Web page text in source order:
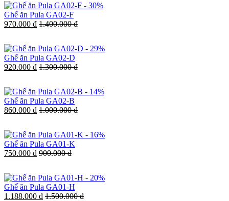
- 30%
Ghế ăn Pula GA02-F
970.000 đ 1.400.000 đ
- 29%
Ghế ăn Pula GA02-D
920.000 đ 1.300.000 đ
- 14%
Ghế ăn Pula GA02-B
860.000 đ 1.000.000 đ
- 16%
Ghế ăn Pula GA01-K
750.000 đ 900.000 đ
- 20%
Ghế ăn Pula GA01-H
1.188.000 đ 1.500.000 đ